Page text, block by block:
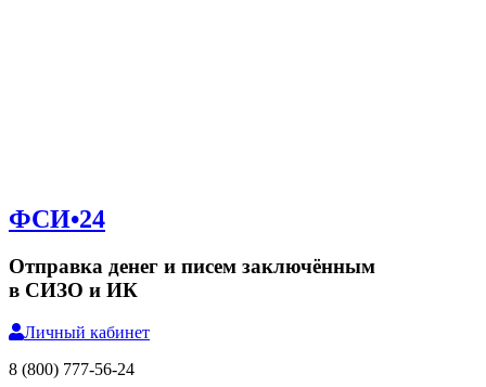
ФСИ•24
Отправка денег и писем заключённым
в СИЗО и ИК
Личный кабинет
8 (800) 777-56-24